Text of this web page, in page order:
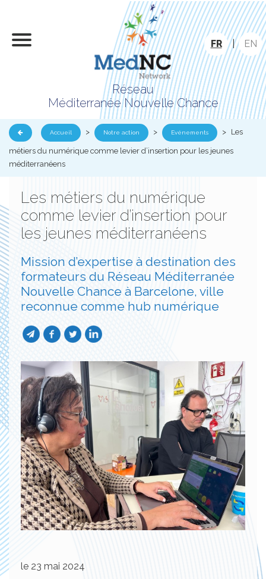
Réseau
Méditerranée Nouvelle Chance
FR | EN
Accueil > Notre action > Evénements > Les
métiers du numérique comme levier d’insertion pour les jeunes
méditerranéens
Les métiers du numérique
comme levier d’insertion pour
les jeunes méditerranéens
Mission d’expertise à destination des
formateurs du Réseau Méditerranée
Nouvelle Chance à Barcelone, ville
reconnue comme hub numérique
le 23 mai 2024